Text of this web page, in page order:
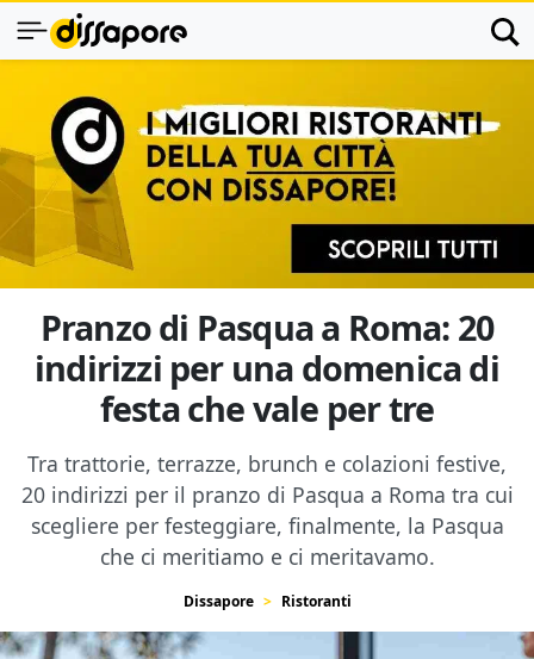
Pranzo di Pasqua a Roma: 20
indirizzi per una domenica di
festa che vale per tre
Tra trattorie, terrazze, brunch e colazioni festive,
20 indirizzi per il pranzo di Pasqua a Roma tra cui
scegliere per festeggiare, finalmente, la Pasqua
che ci meritiamo e ci meritavamo.
Dissapore Ristoranti